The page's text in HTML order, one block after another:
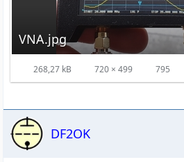
VNA.jpg
268,27 kB 720 × 499 795
DF2OK